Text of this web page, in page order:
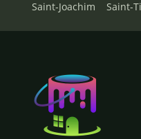
Saint-Joachim
Saint-